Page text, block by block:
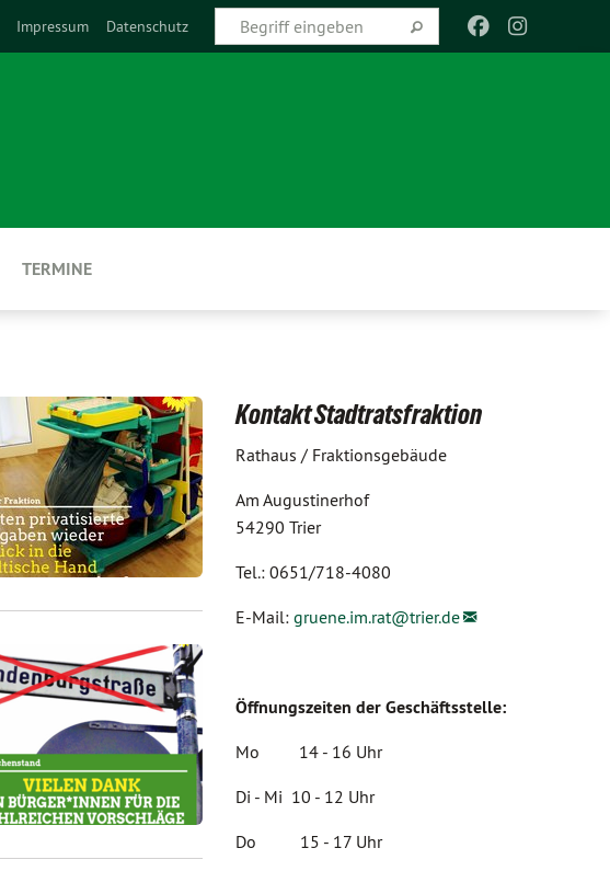
Impressum Datenschutz
TERMINE
Kontakt Stadtratsfraktion
Rathaus / Fraktionsgebäude
Am Augustinerhof
54290 Trier
Tel.: 0651/718-4080
E-Mail: gruene.im.rat@trier.de
Öffnungszeiten der Geschäftsstelle:
Mo 14 - 16 Uhr
Di - Mi 10 - 12 Uhr
Do 15 - 17 Uhr